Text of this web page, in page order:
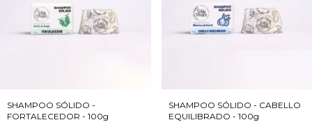
SHAMPOO SÓLIDO -
FORTALECEDOR - 100g
SHAMPOO SÓLIDO - CABELLO
EQUILIBRADO - 100g